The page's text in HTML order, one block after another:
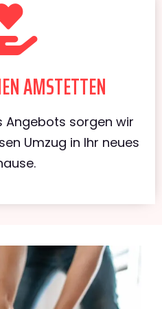
AMSTETTEN
Angebots sorgen wir
Umzug in Ihr neues